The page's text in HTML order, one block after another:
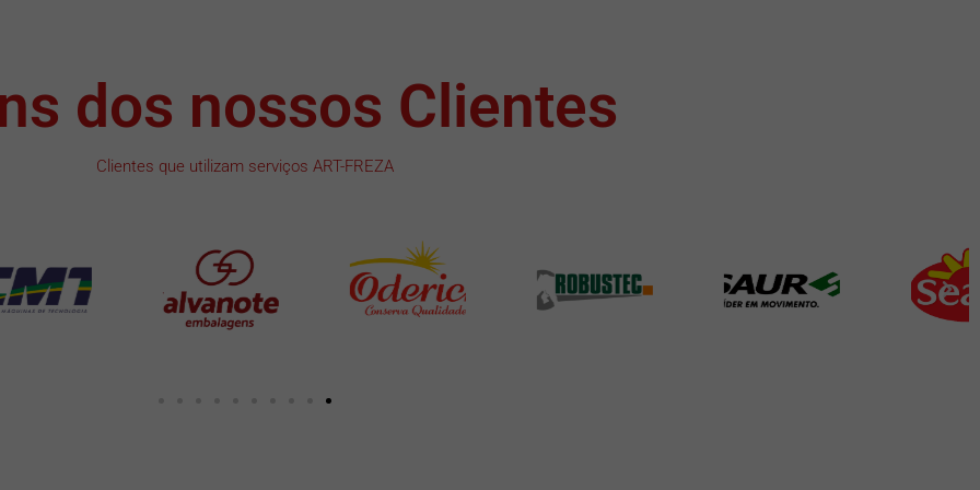
dos nossos Clientes
Clientes que utilizam serviços ART-FREZA